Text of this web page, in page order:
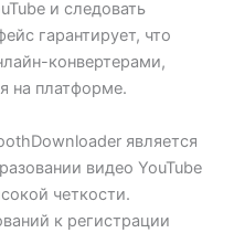
и следовать
гарантирует, что
конвертерами,
на платформе.
является
видео YouTube
четкости.
к регистрации